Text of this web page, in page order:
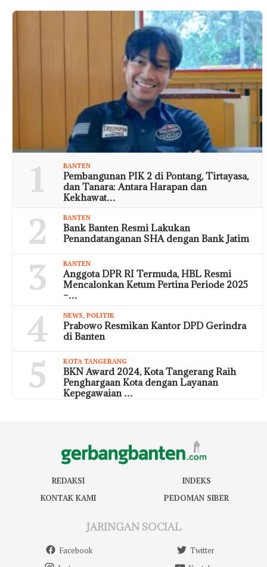
1 BANTEN
Pembangunan PIK 2 di Pontang, Tirtayasa,
dan Tanara: Antara Harapan dan
Kekhawat…
2 BANTEN
Bank Banten Resmi Lakukan
Penandatanganan SHA dengan Bank Jatim
3 BANTEN
Anggota DPR RI Termuda, HBL Resmi
Mencalonkan Ketum Pertina Periode 2025
–…
4 NEWS, POLITIK
Prabowo Resmikan Kantor DPD Gerindra
di Banten
5 KOTA TANGERANG
BKN Award 2024, Kota Tangerang Raih
Penghargaan Kota dengan Layanan
Kepegawaian …
REDAKSI
INDEKS
KONTAK KAMI
PEDOMAN SIBER
JARINGAN SOCIAL
Facebook
Twitter